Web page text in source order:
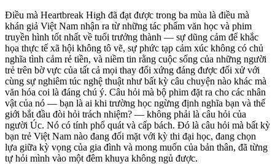
Điều mà Heartbreak High đã đạt được trong ba mùa là điều mà
khán giả Việt Nam nhận ra từ những tác phẩm văn học và phim
truyền hình tốt nhất về tuổi trưởng thành — sự dũng cảm để khắc
họa thực tế xã hội không tô vẽ, sự phức tạp cảm xúc không có chủ
nghĩa tình cảm rẻ tiền, và niềm tin rằng cuộc sống của những người
trẻ trên bờ vực của tất cả mọi thay đổi xứng đáng được đối xử với
cùng sự nghiêm túc nghệ thuật như bất kỳ câu chuyện nào khác mà
văn hóa coi là đáng chú ý. Câu hỏi mà bộ phim đặt ra cho các nhân
vật của nó — bạn là ai khi trường học ngừng định nghĩa bạn và thế
giới bắt đầu đòi hỏi trách nhiệm? — không phải là câu hỏi của
người Úc. Nó có tính phổ quát và cấp bách. Đó là câu hỏi mà bất kỳ
bạn trẻ Việt Nam nào đang đối mặt với kỳ thi đại học, đang chọn
lựa giữa kỳ vọng của gia đình và mong muốn của bản thân, đã từng
tự hỏi mình vào một đêm khuya không ngủ được.